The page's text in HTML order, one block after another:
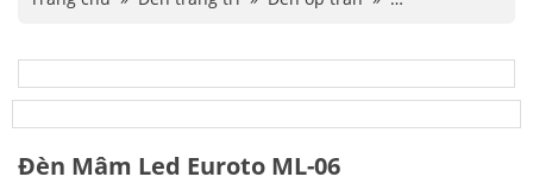
Đèn Mâm Led Euroto ML-06